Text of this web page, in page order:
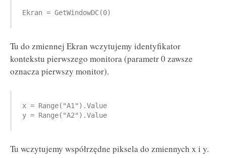
Ekran = GetWindowDC(0)
Tu do zmiennej Ekran wczytujemy identyfikator
kontekstu pierwszego monitora (parametr 0 zawsze
oznacza pierwszy monitor).
x = Range("A1").Value
y = Range("A2").Value
Tu wczytujemy współrzędne piksela do zmiennych x i y.